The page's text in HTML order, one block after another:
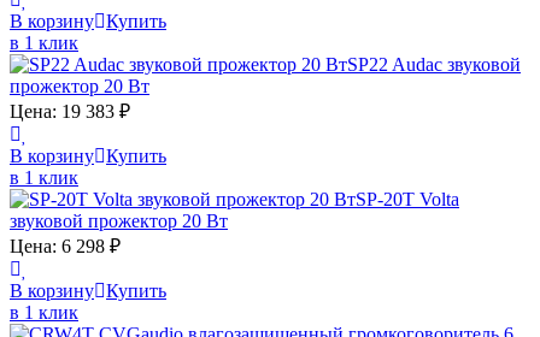
В корзину Купить
в 1 клик
SP22 Audac звуковой
прожектор 20 Вт
Цена: 19 383 ₽
В корзину Купить
в 1 клик
SP-20T Volta
звуковой прожектор 20 Вт
Цена: 6 298 ₽
В корзину Купить
в 1 клик